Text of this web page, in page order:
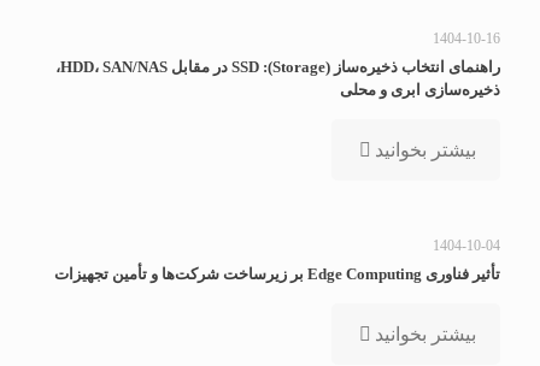
1404-10-16
راهنمای انتخاب ذخیره‌ساز (Storage): SSD در مقابل HDD، SAN/NAS،
ذخیره‌سازی ابری و محلی
بیشتر بخوانید
1404-10-04
تأثیر فناوری Edge Computing بر زیرساخت شرکت‌ها و تأمین تجهیزات
بیشتر بخوانید